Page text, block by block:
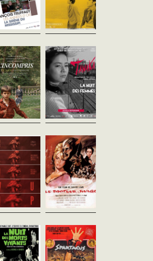
siècle, des
du mystère
Il rencontre Julie, une
superbe femme, différente de
la photo qu’il...
satisfaire à la tradition...
est mort
en rentrant
les soirs chez
son épouse
migraineuse. Alors
à dîner, il
hasard un...
L'Incompris
Luigi Comencini
vost - 104'
Le consul britannique à
Florence vient de perdre sa
femme. Ébranlé par le deuil, il
partage la nouvelle avec son
fils aîné, Andrea, mais choisit
de...
La Nuit des
Kinuyo Tanaka
vost - 93'
La jeune Kuniko est
pensionnaire d’une
de réhabilitation pour
anciennes prostituées.
Malgré la bienveillance
directrice, la vie n’est...
quatre histoires qui
l'idéal
face à la
du capitalisme,
dépeint la lente
de Cuba du régime...
Blow-Up
Michelangelo Antonioni
vost - 112'
Dans un parc de Londres, un
jeune photographe surprend
ce qu'il croit être un couple
d'amoureux. Il découvre sur la
pellicule une main tenant un...
Le Docteur
David Lean
vost - 197'
Tout jeune, Youri Jivago
adopté par les Gromeko.
Devenu médecin, il
Tonya, la fille de ses
d'adoption. Tiraillé entre
femme...
Bond 007
Dr. No
Uni - 1962
services secrets
britannique,
La Nuit des morts-
vivants
Etats-Unis - 1968
vost - 97'
Sept personnes se
barricadent dans une ferme
Spartacus
Stanley Kubrick
vost - 200'
Spartacus, esclave de
naissance, travaille
mines de Lydie quand il